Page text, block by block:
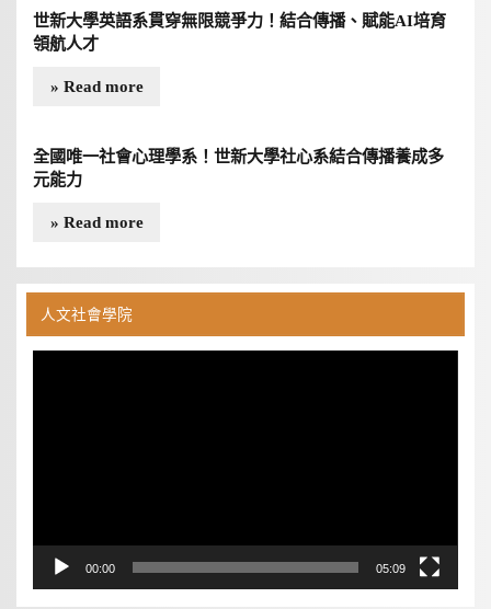
世新大學英語系貫穿無限競爭力！結合傳播、賦能AI培育
領航人才
» Read more
全國唯一社會心理學系！世新大學社心系結合傳播養成多
元能力
» Read more
人文社會學院
00:00 05:09